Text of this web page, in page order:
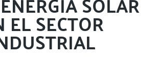
EL SECTOR